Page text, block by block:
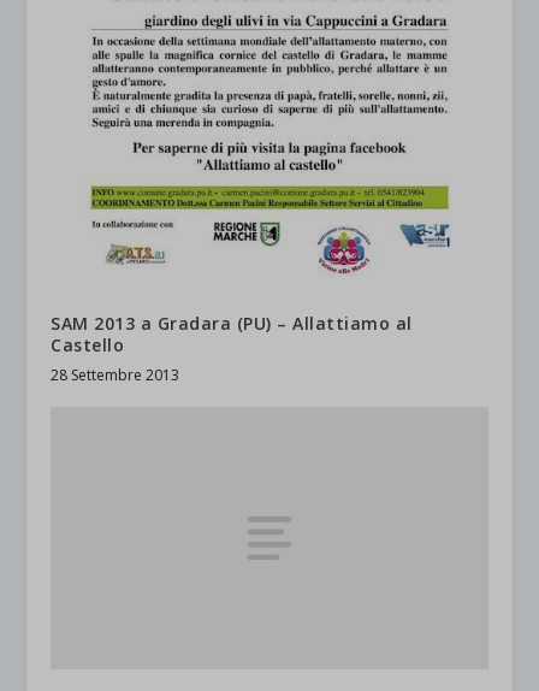
SAM 2013 a Gradara (PU) – Allattiamo al
Castello
28 Settembre 2013